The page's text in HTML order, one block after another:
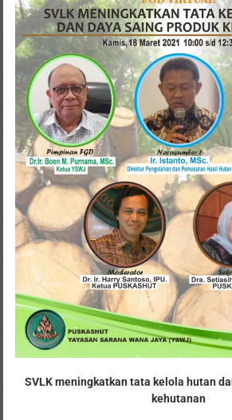
SVLK meningkatkan tata kelola hutan
kehutanan